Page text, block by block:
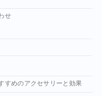
せ
すめのアクセサリーと効果